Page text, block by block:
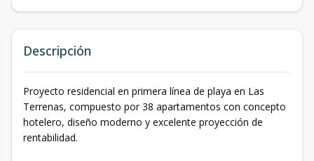
Descripción
Proyecto residencial en primera línea de playa en Las
Terrenas, compuesto por 38 apartamentos con concepto
hotelero, diseño moderno y excelente proyección de
rentabilidad.